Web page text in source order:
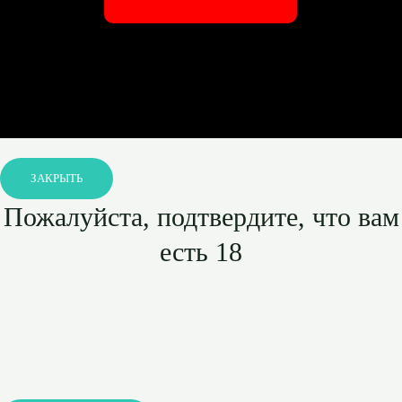
ЗАКРЫТЬ
Пожалуйста, подтвердите, что вам
есть 18